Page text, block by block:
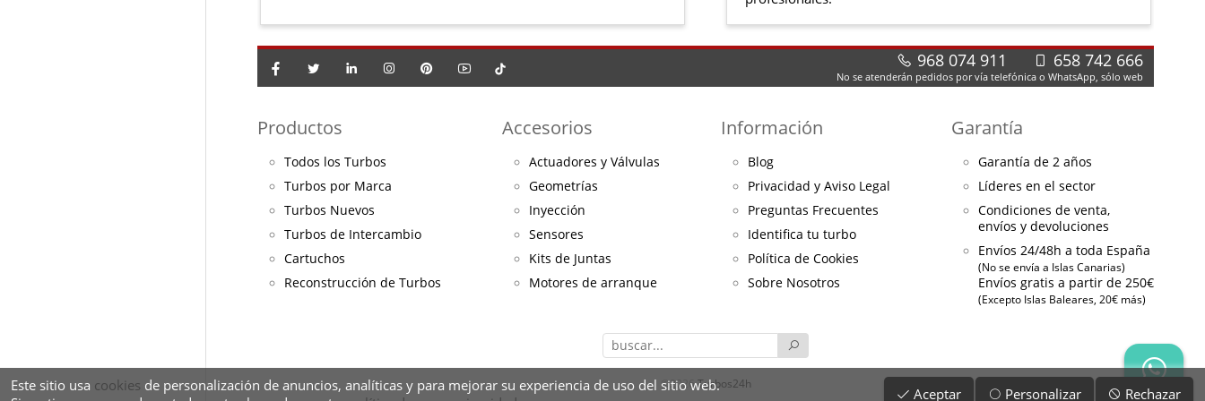
968 074 911 658 742 666
No se atenderán pedidos por vía telefónica o WhatsApp, sólo web
Productos
Todos los Turbos
Turbos por Marca
Turbos Nuevos
Turbos de Intercambio
Cartuchos
Reconstrucción de Turbos
Accesorios
Actuadores y Válvulas
Geometrías
Inyección
Sensores
Kits de Juntas
Motores de arranque
Información
Blog
Privacidad y Aviso Legal
Preguntas Frecuentes
Identifica tu turbo
Política de Cookies
Sobre Nosotros
Garantía
Garantía de 2 años
Líderes en el sector
Condiciones de venta,
envíos y devoluciones
Envíos 24/48h a toda España
(No se envía a Islas Canarias)
Envíos gratis a partir de 250€
(Excepto Islas Baleares, 20€ más)
©2026Turbos24h
Este sitio usa cookies de personalización de anuncios, analíticas y para mejorar su experiencia de uso del sitio web.
Aceptar Personalizar Rechazar